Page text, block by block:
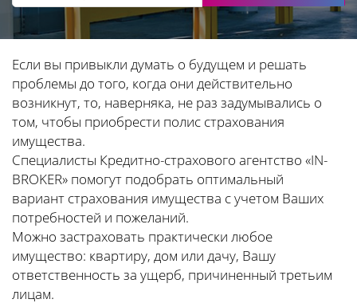
Если вы привыкли думать о будущем и решать
проблемы до того, когда они действительно
возникнут, то, наверняка, не раз задумывались о
том, чтобы приобрести полис страхования
имущества.
Специалисты Кредитно-страхового агентство «IN-
BROKER» помогут подобрать оптимальный
вариант страхования имущества с учетом Ваших
потребностей и пожеланий.
Можно застраховать практически любое
имущество: квартиру, дом или дачу, Вашу
ответственность за ущерб, причиненный третьим
лицам.